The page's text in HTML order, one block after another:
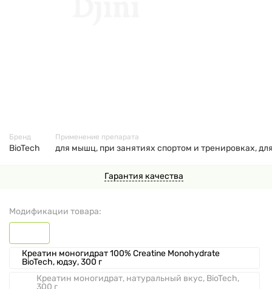
Гарантия качества
Модификации товара:
Креатин моногидрат 100% Creatine Monohydrate
BioTech, юдзу, 300 г
Креатин моногидрат, натуральный вкус, BioTech,
300 г
Бренд
BioTech
Применение препарата
для мышц, при занятиях спортом и тренировках,